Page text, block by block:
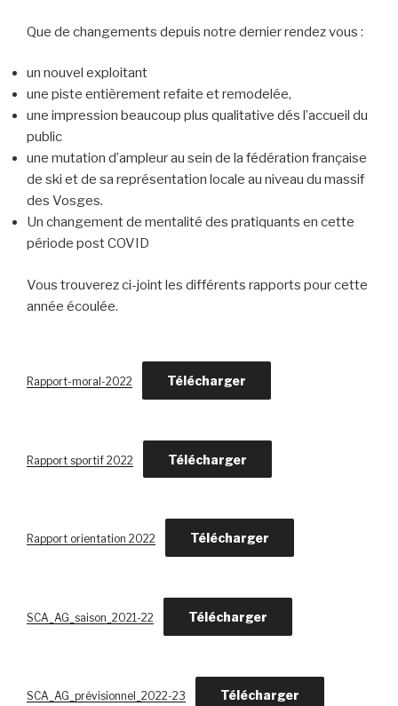
Que de changements depuis notre dernier rendez vous :
un nouvel exploitant
une piste entièrement refaite et remodelée,
une impression beaucoup plus qualitative dés l’accueil du
public
une mutation d’ampleur au sein de la fédération française
de ski et de sa représentation locale au niveau du massif
des Vosges.
Un changement de mentalité des pratiquants en cette
période post COVID
Vous trouverez ci-joint les différents rapports pour cette
année écoulée.
Rapport-moral-2022 Télécharger
Rapport sportif 2022 Télécharger
Rapport orientation 2022 Télécharger
SCA_AG_saison_2021-22 Télécharger
SCA_AG_prévisionnel_2022-23 Télécharger